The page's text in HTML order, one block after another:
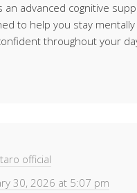
an advanced cognitive
to help you stay mentally
throughout your
official
30, 2026 at 5:07 pm